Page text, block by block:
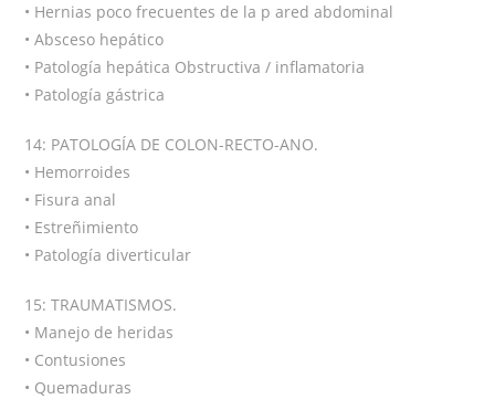
• Hernias poco frecuentes de la p ared abdominal
• Absceso hepático
• Patología hepática Obstructiva / inflamatoria
• Patología gástrica
14: PATOLOGÍA DE COLON-RECTO-ANO.
• Hemorroides
• Fisura anal
• Estreñimiento
• Patología diverticular
15: TRAUMATISMOS.
• Manejo de heridas
• Contusiones
• Quemaduras